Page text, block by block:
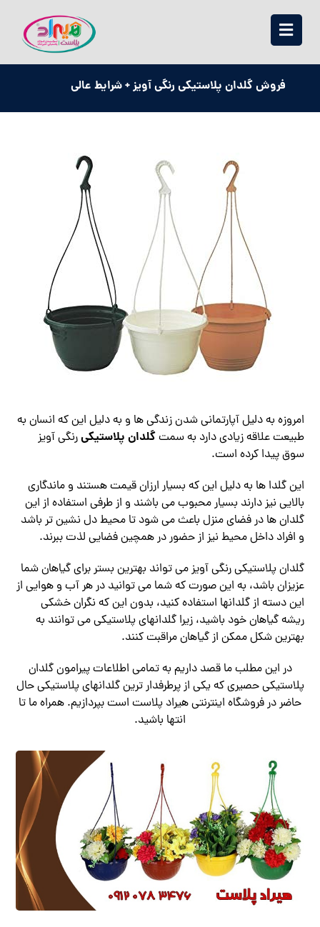
فروش گلدان پلاستیکی رنگی آویز + شرایط عالی
امروزه به دلیل آپارتمانی شدن زندگی ها و به دلیل این که انسان به
طبیعت علاقه زیادی دارد به سمتگلدان پلاستیکیرنگی آویز
سوق پیدا کرده است.
این گلدا ها به دلیل این که بسیار ارزان قیمت هستند و ماندگاری
بالایی نیز دارند بسیار محبوب می باشند و از طرفی استفاده از این
گلدان ها در فضای منزل باعث می شود تا محیط دل نشین تر باشد
و افراد داخل محیط نیز از حضور در همچین فضایی لذت ببرند.
گلدان پلاستیکی رنگی آویز می تواند بهترین بستر برای گیاهان شما
عزیزان باشد، به این صورت که شما می توانید در هر آب و هوایی از
این دسته از گلدانها استفاده کنید، بدون این که نگران خشکی
ریشه گیاهان خود باشید، زیرا گلدانهای پلاستیکی می توانند به
بهترین شکل ممکن از گیاهان مراقبت کنند.
در این مطلب ما قصد داریم به تمامی اطلاعات پیرامون گلدان
پلاستیکی حصیری که یکی از پرطرفدار ترین گلدانهای پلاستیکی حال
حاضر در فروشگاه اینترنتی هیراد پلاست است بپردازیم. همراه ما تا
انتها باشید.